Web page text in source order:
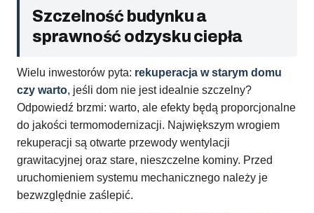
Szczelność budynku a
sprawność odzysku ciepła
Wielu inwestorów pyta: rekuperacja w starym domu
czy warto, jeśli dom nie jest idealnie szczelny?
Odpowiedź brzmi: warto, ale efekty będą proporcjonalne
do jakości termomodernizacji. Największym wrogiem
rekuperacji są otwarte przewody wentylacji
grawitacyjnej oraz stare, nieszczelne kominy. Przed
uruchomieniem systemu mechanicznego należy je
bezwzględnie zaślepić.